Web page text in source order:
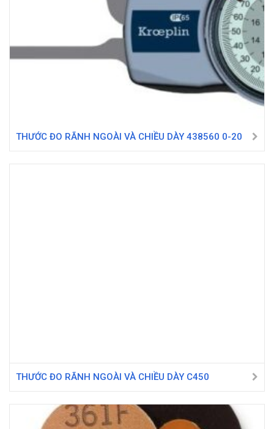
THƯỚC ĐO RÃNH NGOÀI VÀ CHIỀU DÀY 438560 0-20
THƯỚC ĐO RÃNH NGOÀI VÀ CHIỀU DÀY C450